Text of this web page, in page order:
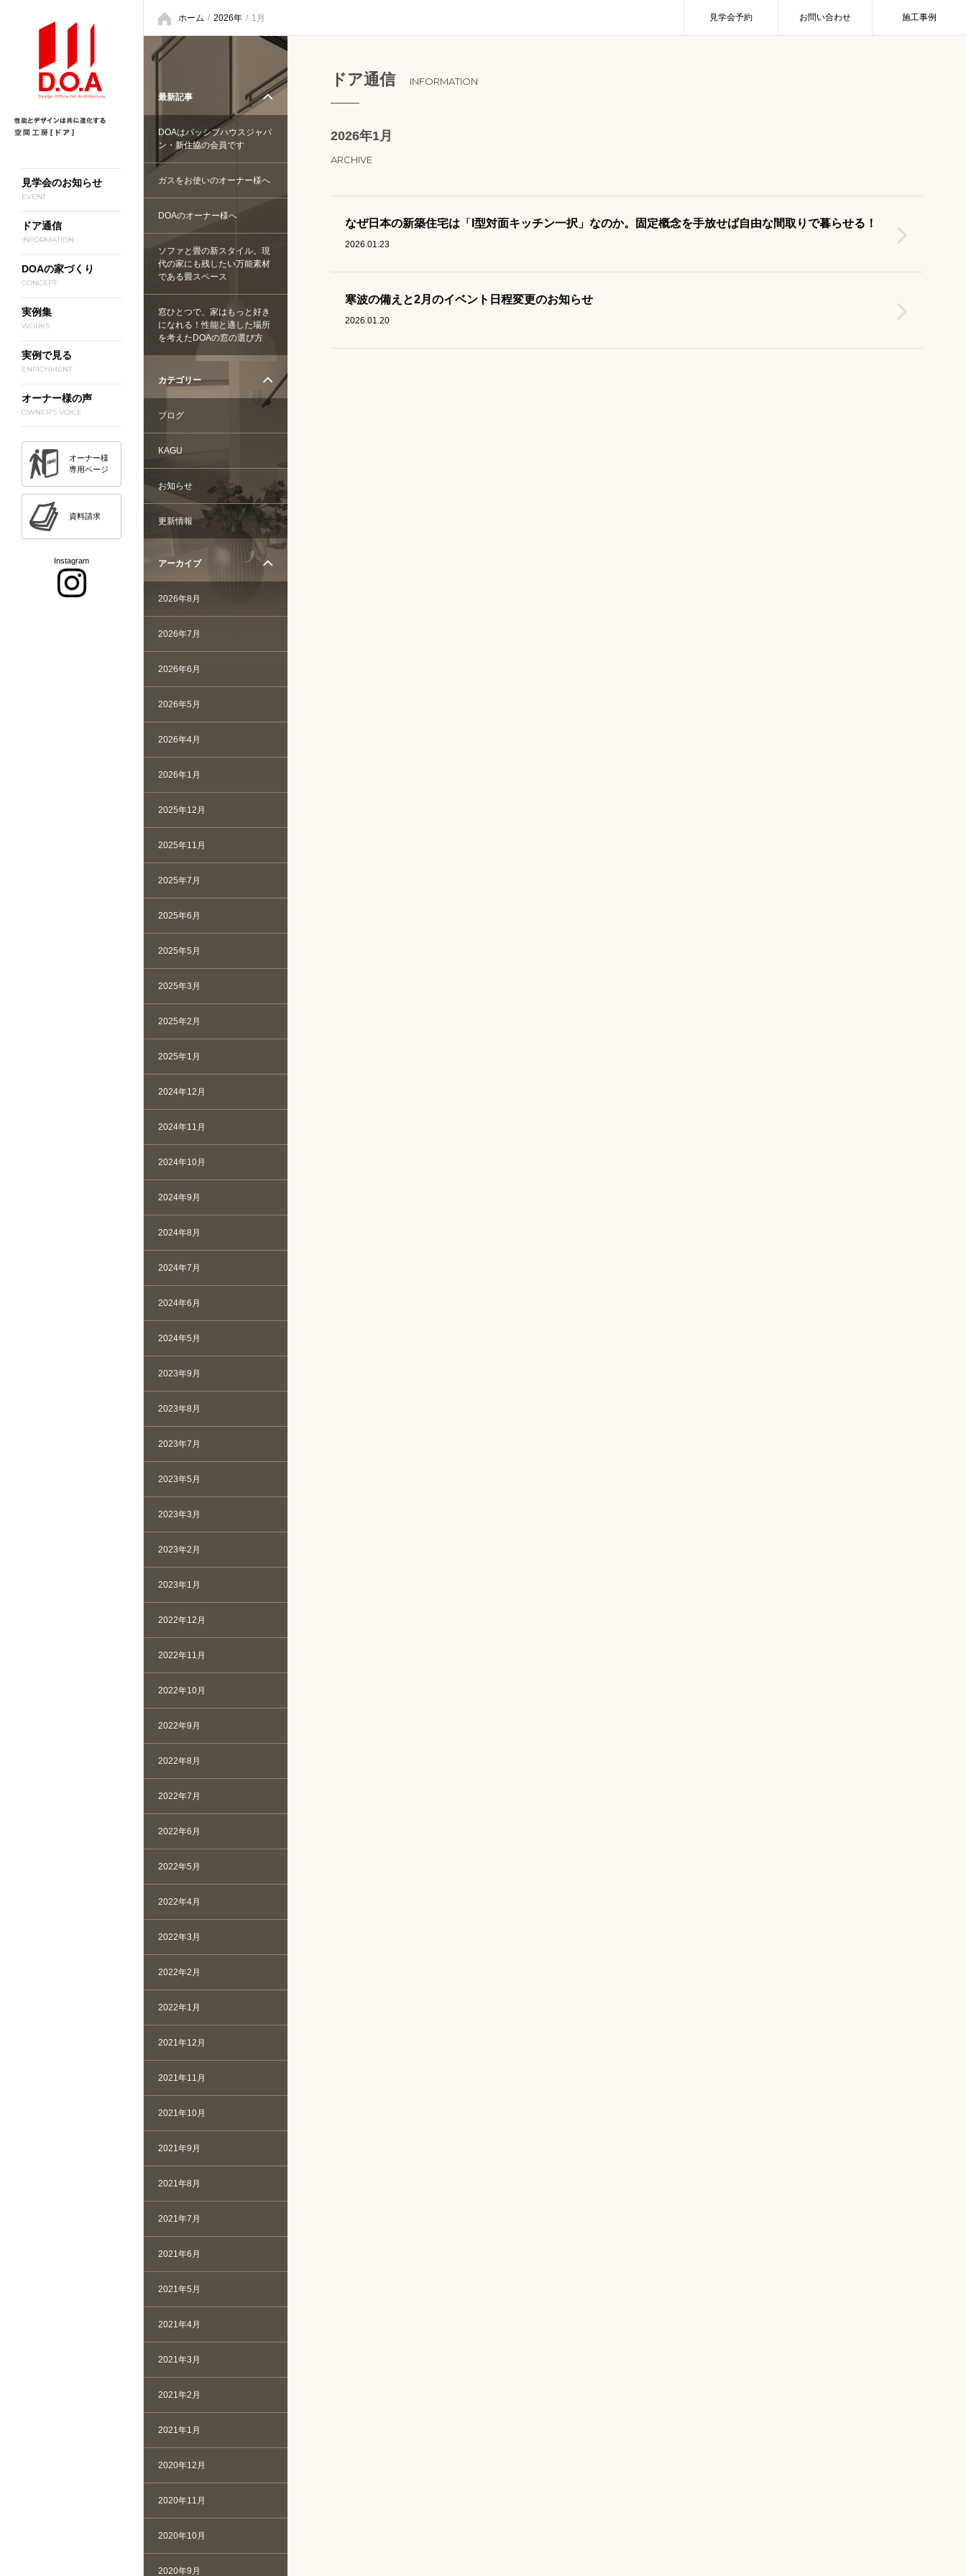
見学会のお知らせ
EVENT
ドア通信
INFORMATION
DOAの家づくり
CONCEPT
実例集
WORKS
実例で見る
ENRICHMENT
オーナー様の声
OWNER’S VOICE
オーナー様
専用ページ
資料請求
Instagram
ホーム / 2026年 / 1月 見学会予約 お問い合わせ 施工事例
最新記事
DOAはパッシブハウスジャパ
ン・新住協の会員です
ガスをお使いのオーナー様へ
DOAのオーナー様へ
ソファと畳の新スタイル。現
代の家にも残したい万能素材
である畳スペース
窓ひとつで、家はもっと好き
になれる！性能と適した場所
を考えたDOAの窓の選び方
カテゴリー
ブログ
KAGU
お知らせ
更新情報
アーカイブ
2026年8月
2026年7月
2026年6月
2026年5月
2026年4月
2026年1月
2025年12月
2025年11月
2025年7月
2025年6月
2025年5月
2025年3月
2025年2月
2025年1月
2024年12月
2024年11月
2024年10月
2024年9月
2024年8月
2024年7月
2024年6月
2024年5月
2023年9月
2023年8月
2023年7月
2023年5月
2023年3月
2023年2月
2023年1月
2022年12月
2022年11月
2022年10月
2022年9月
2022年8月
2022年7月
2022年6月
2022年5月
2022年4月
2022年3月
2022年2月
2022年1月
2021年12月
2021年11月
2021年10月
2021年9月
2021年8月
2021年7月
2021年6月
2021年5月
2021年4月
2021年3月
2021年2月
2021年1月
2020年12月
2020年11月
2020年10月
2020年9月
ドア通信 INFORMATION
2026年1月
ARCHIVE
なぜ日本の新築住宅は「I型対面キッチン一択」なのか。固定概念を手放せば自由な間取りで暮らせる！
2026.01.23
寒波の備えと2月のイベント日程変更のお知らせ
2026.01.20